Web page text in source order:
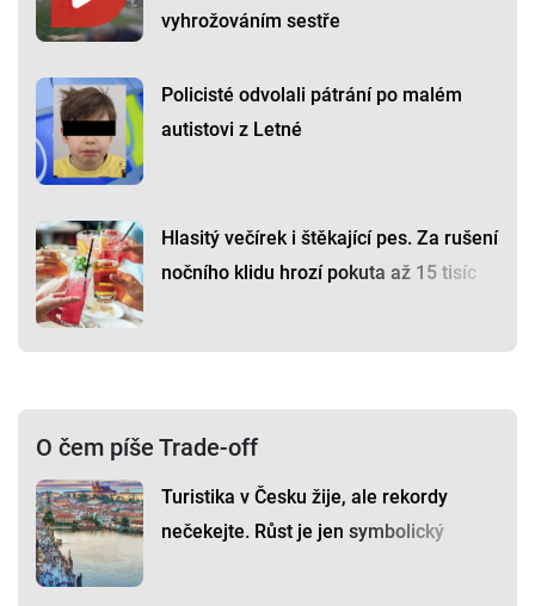
vyhrožováním sestře
Policisté odvolali pátrání po malém
autistovi z Letné
Hlasitý večírek i štěkající pes. Za rušení
nočního klidu hrozí pokuta až 15 tisíc
O čem píše Trade-off
Turistika v Česku žije, ale rekordy
nečekejte. Růst je jen symbolický